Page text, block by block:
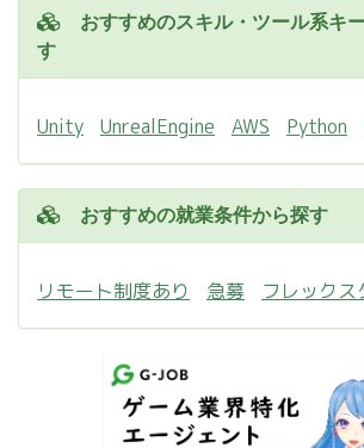
おすすめのスキル・ツール系キ
す
Unity UnrealEngine AWS Python
おすすめの就業条件から探す
リモート制度あり 急募 フレックス